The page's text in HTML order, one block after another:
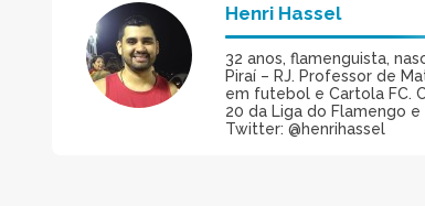
Henri Hassel
32 anos, flamenguista,
Piraí – RJ. Professor de
em futebol e Cartola FC.
20 da Liga do Flamengo
Twitter: @henrihassel